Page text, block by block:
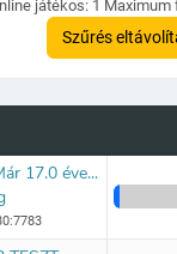
játékos: 1 Maximum
Szűrés
17.0 éve...